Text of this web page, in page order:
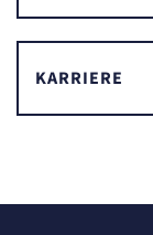
KARRIERE